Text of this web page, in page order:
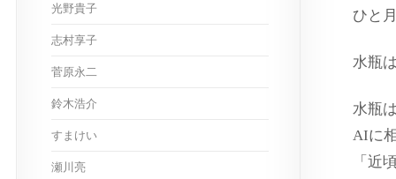
ひと
水瓶
水瓶
AIに
「近
光野貴子
志村享子
菅原永二
鈴木浩介
すまけい
瀬川亮